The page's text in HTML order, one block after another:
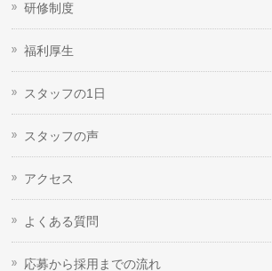
研修制度
福利厚生
スタッフの1日
スタッフの声
アクセス
よくある質問
応募から採用までの流れ